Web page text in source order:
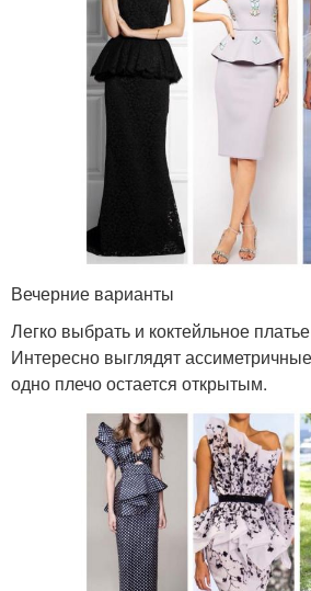
Вечерние варианты
Легко выбрать и коктейльное
Интересно выглядят
одно плечо остается открытым.